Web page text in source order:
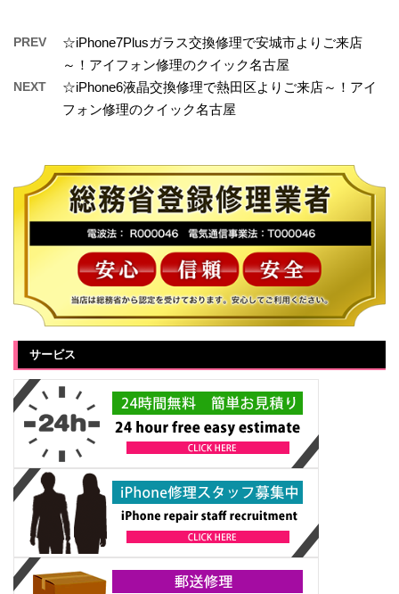
PREV
☆iPhone7Plusガラス交換修理で安城市よりご来店
～！アイフォン修理のクイック名古屋
NEXT
☆iPhone6液晶交換修理で熱田区よりご来店～！アイ
フォン修理のクイック名古屋
サービス